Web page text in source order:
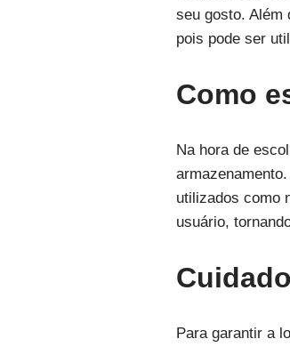
seu gosto. Além
pois pode ser
Como
Na hora de
utilizados como
usuário,
Para garantir a